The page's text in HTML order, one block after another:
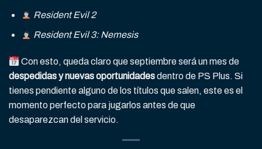
Resident Evil 2
Resident Evil 3: Nemesis
Con esto, queda claro que septiembre será un mes de
despedidas y nuevas oportunidadesdentro de PS Plus. Si
tienes pendiente alguno de los títulos que salen, este es el
momento perfecto para jugarlos antes de que
desaparezcan del servicio.